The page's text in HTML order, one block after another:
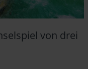
von drei